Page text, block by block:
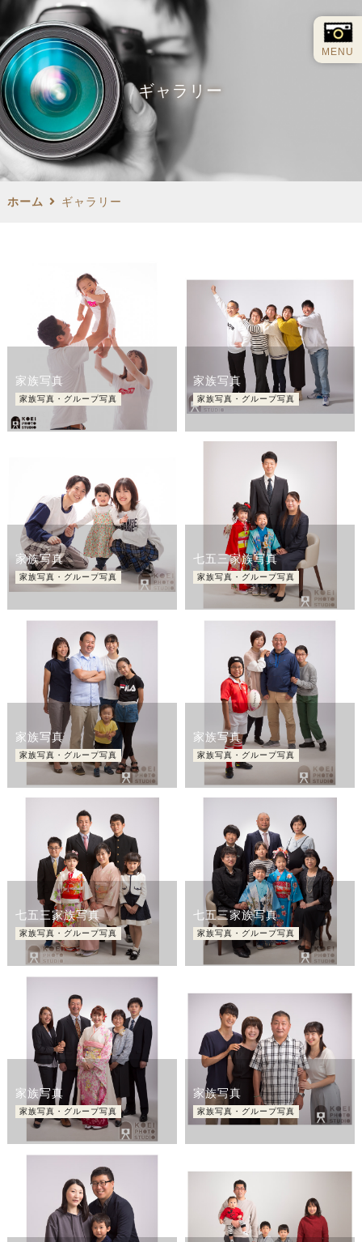
MENU
ギャラリー
ホーム ギャラリー
家族写真
家族写真・グループ写真
家族写真
家族写真・グループ写真
家族写真
家族写真・グループ写真
七五三家族写真
家族写真・グループ写真
家族写真
家族写真・グループ写真
家族写真
家族写真・グループ写真
七五三家族写真
家族写真・グループ写真
七五三家族写真
家族写真・グループ写真
家族写真
家族写真・グループ写真
家族写真
家族写真・グループ写真